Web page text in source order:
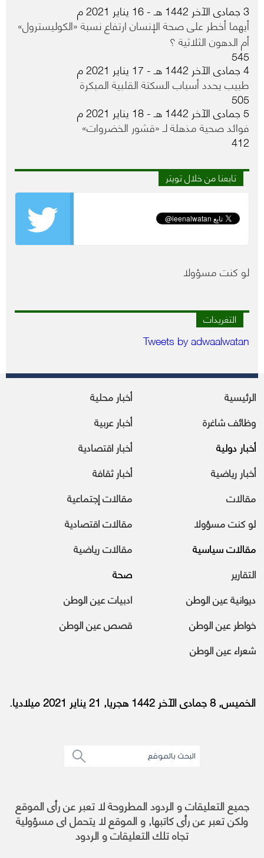
3 جمادى الآخر 1442 هـ - 16 يناير 2021 م
أيهما أخطر على صحة الإنسان ارتفاع نسبة «الكوليسترول»
أم الدهون الثلاثية ؟
545
4 جمادى الآخر 1442 هـ - 17 يناير 2021 م
طبيب يحدد أسباب السكتة القلبية المبكرة
505
5 جمادى الآخر 1442 هـ - 18 يناير 2021 م
فوائد صحية مذهلة لـ «قشور الخضروات»
412
تابعنا من خلال تويتر
لو كنت مسؤولا
التغريدات
Tweets by adwaalwatan
الرئيسية
أخبار محلية
وظائف شاغرة
أخبار عربية
أخبار دولية
أخبار اقتصادية
أخبار رياضية
أخبار ثقافة
مقالات
مقالات إجتماعية
لو كنت مسؤولا
مقالات اقتصادية
مقالات سياسية
مقالات رياضية
التقارير
صحة
ديوانية عين الوطن
ادبيات عين الوطن
خواطر عين الوطن
قصص عين الوطن
شعراء عين الوطن
الخميس, 8 جمادى الآخر 1442 هجريا, 21 يناير 2021 ميلاديا.
جميع التعليقات و الردود المطروحة لا تعبر عن رأى الموقع
ولكن تعبر عن رأى كاتبها, و الموقع لا يتحمل اى مسؤولية
تجاه تلك التعليقات و الردود